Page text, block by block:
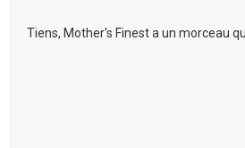
Tiens, Mother's Finest a un morceau